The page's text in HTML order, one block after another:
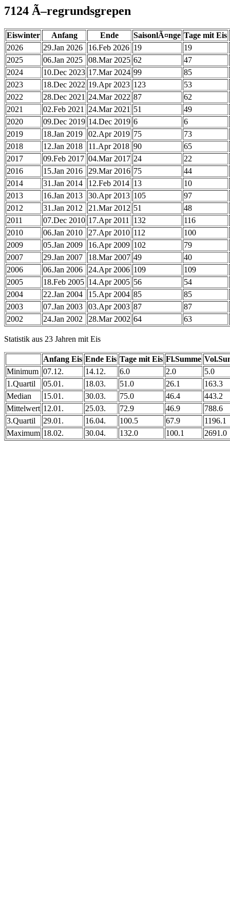
7124 Ã–regrundsgrepen
Eiswinter Anfang Ende SaisonlÃ¤nge Tage mit Eis
2026
29.Jan 2026 16.Feb 2026 19
19
2025
06.Jan 2025 08.Mar 2025 62
47
2024
10.Dec 2023 17.Mar 2024 99
85
2023
18.Dec 2022 19.Apr 2023 123
53
2022
28.Dec 2021 24.Mar 2022 87
62
2021
02.Feb 2021 24.Mar 2021 51
49
2020
09.Dec 2019 14.Dec 2019 6
6
2019
18.Jan 2019 02.Apr 2019 75
73
2018
12.Jan 2018 11.Apr 2018 90
65
2017
09.Feb 2017 04.Mar 2017 24
22
2016
15.Jan 2016 29.Mar 2016 75
44
2014
31.Jan 2014 12.Feb 2014 13
10
2013
16.Jan 2013 30.Apr 2013 105
97
2012
31.Jan 2012 21.Mar 2012 51
48
2011
07.Dec 2010 17.Apr 2011 132
116
2010
06.Jan 2010 27.Apr 2010 112
100
2009
05.Jan 2009 16.Apr 2009 102
79
2007
29.Jan 2007 18.Mar 2007 49
40
2006
06.Jan 2006 24.Apr 2006 109
109
2005
18.Feb 2005 14.Apr 2005 56
54
2004
22.Jan 2004 15.Apr 2004 85
85
2003
07.Jan 2003 03.Apr 2003 87
87
2002
24.Jan 2002 28.Mar 2002 64 63
Statistik aus 23 Jahren mit Eis
Anfang Eis Ende Eis Tage mit Eis Fl.Summe
Minimum 07.12. 14.12. 6.0 2.0
5.0
1.Quartil
05.01. 18.03. 51.0 26.1
163.3
Median
15.01. 30.03. 75.0 46.4
443.2
Mittelwert 12.01. 25.03. 72.9 46.9
788.6
3.Quartil
29.01. 16.04. 100.5 67.9
1196.1
Maximum 18.02. 30.04. 132.0 100.1 2691.0